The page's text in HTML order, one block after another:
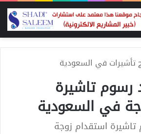
تأشيرات في السعودية
رسوم تاشيرة
في السعودية
استقدام زوجة